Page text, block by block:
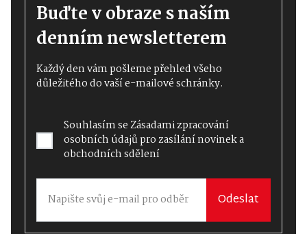
Buďte v obraze s naším
denním newsletterem
Každý den vám pošleme přehled všeho
důležitého do vaší e-mailové schránky.
Souhlasím seZásadami zpracování
osobních údajůpro zasílání novinek a
obchodních sdělení
Odeslat